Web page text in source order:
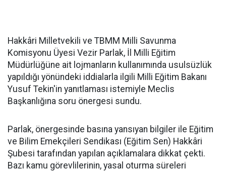
Hakkâri Milletvekili ve TBMM Milli Savunma
Komisyonu Üyesi Vezir Parlak, İl Milli Eğitim
Müdürlüğüne ait lojmanların kullanımında usulsüzlük
yapıldığı yönündeki iddialarla ilgili Milli Eğitim Bakanı
Yusuf Tekin'in yanıtlaması istemiyle Meclis
Başkanlığına soru önergesi sundu.
Parlak, önergesinde basına yansıyan bilgiler ile Eğitim
ve Bilim Emekçileri Sendikası (Eğitim Sen) Hakkâri
Şubesi tarafından yapılan açıklamalara dikkat çekti.
Bazı kamu görevlilerinin, yasal oturma süreleri